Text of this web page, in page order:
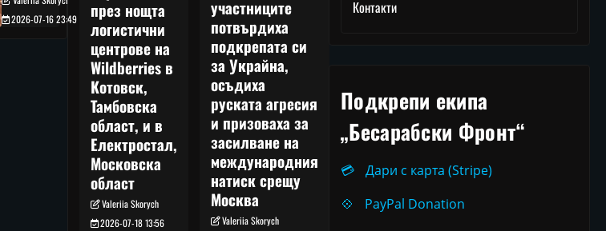
2026-07-16 23:49
през нощта
логистични
центрове на
Wildberries в
Котовск,
Тамбовска
област, и в
Електростал,
Московска
област
Valeriia Skorych
2026-07-18 13:56
участниците
потвърдиха
подкрепата си
за Украйна,
осъдиха
руската агресия
и призоваха за
засилване на
международния
натиск срещу
Москва
Valeriia Skorych
Контакти
Подкрепи екипа
„Бесарабски Фронт“
💳
Дари с карта (Stripe)
💠
PayPal Donation